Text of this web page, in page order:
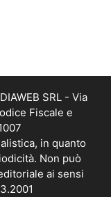
SRL - Via
Fiscale e
in quanto
Non può
ai sensi